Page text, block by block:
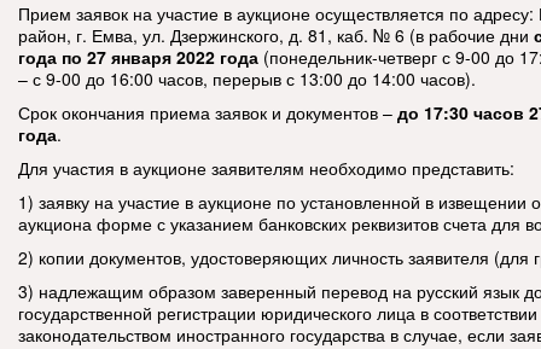
Прием заявок на участие в аукционе осуществляется по адресу:
район, г. Емва, ул. Дзержинского, д. 81, каб. № 6 (в рабочие дни
года по 27 января 2022 года (понедельник-четверг с 9-00 до
– с 9-00 до 16:00 часов, перерыв с 13:00 до 14:00 часов).
Срок окончания приема заявок и документов – до 17:30 часов
года.
Для участия в аукционе заявителям необходимо представить:
1) заявку на участие в аукционе по установленной в извещении
аукциона форме с указанием банковских реквизитов счета для
2) копии документов, удостоверяющих личность заявителя (для
3) надлежащим образом заверенный перевод на русский язык
государственной регистрации юридического лица в
законодательством иностранного государства в случае, если